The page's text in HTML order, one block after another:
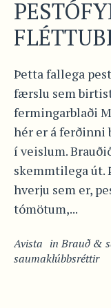
Þetta fallega
færslu sem
fermingarblaði
hér er á ferðinni
í veislum.
skemmtilega út.
hverju sem er,
tómötum,...
Avista inBrauð &
saumaklúbbsréttir